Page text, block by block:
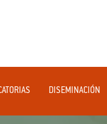
DISEMINACIÓN